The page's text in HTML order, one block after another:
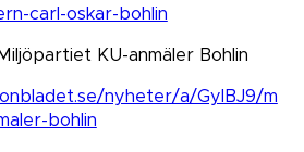
carl-oskar-bohlin
KU-anmäler Bohlin
nyheter/a/GylBJ9/m
bohlin